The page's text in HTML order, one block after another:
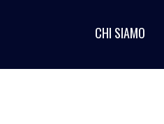
CHI SIAMO